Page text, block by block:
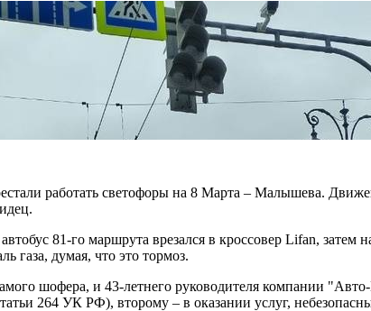
работать светофоры на 8 Марта – Малышева.
81-го маршрута врезался в кроссовер Lifan,
газа, думая, что это тормоз.
шофера, и 43-летнего руководителя компании
264 УК РФ), второму – в оказании услуг,